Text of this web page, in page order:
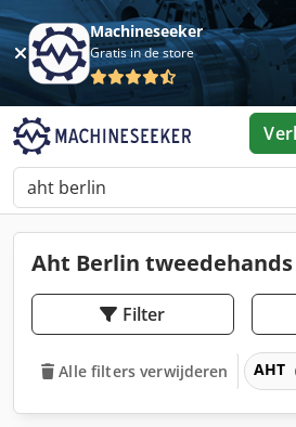
Machineseeker
Gratis in de store
Aht Berlin
Filter
Alle filters verwijderen AHT